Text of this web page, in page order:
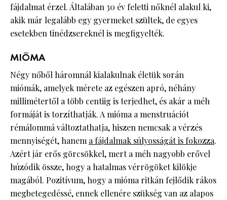
fájdalmat érzel. Általában 30 év feletti nőknél alakul ki,
akik már legalább egy gyermeket szültek, de egyes
esetekben tinédzsereknél is megfigyelték.
MIÓMA
Négy nőből háromnál kialakulnak életük során
miómák, amelyek mérete az egészen apró, néhány
millimétertől a több centiig is terjedhet, és akár a méh
formáját is torzíthatják. A mióma a menstruációt
rémálommá változtathatja, hiszen nemcsak a vérzés
mennyiségét, hanem a fájdalmak súlyosságát is fokozza.
Azért jár erős görcsökkel, mert a méh nagyobb erővel
húzódik össze, hogy a hatalmas vérrögöket kilökje
magából. Pozitívum, hogy a mióma ritkán fejlődik rákos
megbetegedéssé, ennek ellenére szükség van az alapos